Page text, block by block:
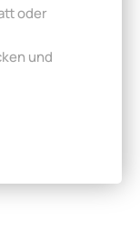
oder
und